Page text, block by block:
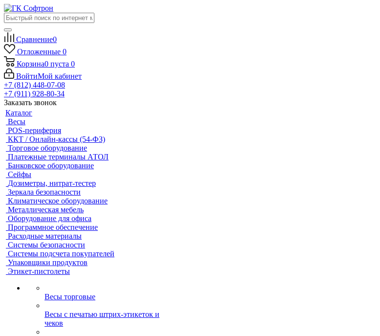
Сравнение0
Отложенные 0
Корзина0 пуста 0
ВойтиМой кабинет
+7 (812) 448-07-08
+7 (911) 928-80-34
Заказать звонок
Каталог
Весы
POS-периферия
ККТ / Онлайн-кассы (54-ФЗ)
Торговое оборудование
Платежные терминалы АТОЛ
Банковское оборудование
Сейфы
Дозиметры, нитрат-тестер
Зеркала безопасности
Климатическое оборудование
Металлическая мебель
Оборудование для офиса
Программное обеспечение
Расходные материалы
Системы безопасности
Системы подсчета покупателей
Упаковщики продуктов
Этикет-пистолеты
Весы торговые
Весы с печатью штрих-этикеток и
чеков